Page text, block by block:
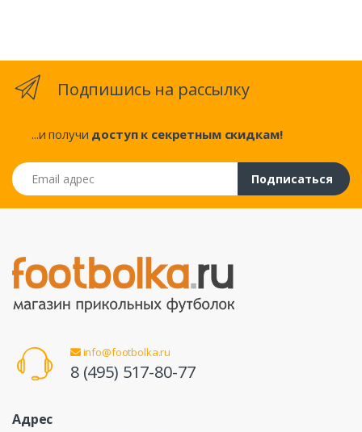
Подпишись на рассылку
...и получи доступ к секретным скидкам!
Email адрес
Подписаться
info@footbolka.ru
8 (495) 517-80-77
Адрес